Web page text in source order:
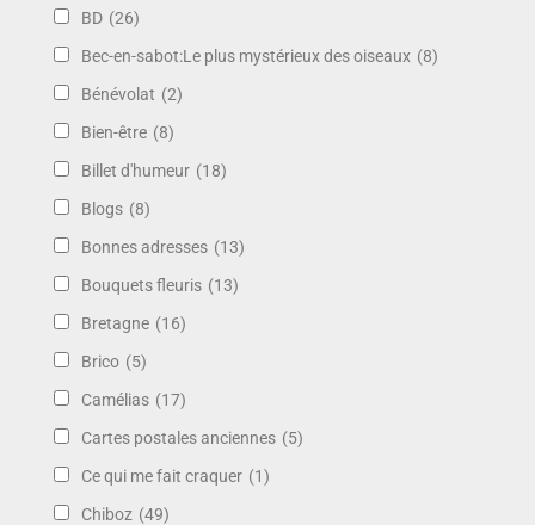
BD (26)
Bec-en-sabot:Le plus mystérieux des oiseaux (8)
Bénévolat (2)
Bien-être (8)
Billet d'humeur (18)
Blogs (8)
Bonnes adresses (13)
Bouquets fleuris (13)
Bretagne (16)
Brico (5)
Camélias (17)
Cartes postales anciennes (5)
Ce qui me fait craquer (1)
Chiboz (49)